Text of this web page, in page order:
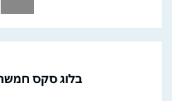
בלוג סקס